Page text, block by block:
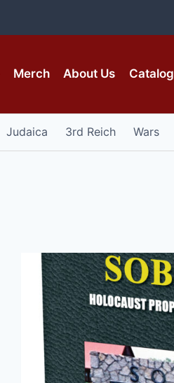
Merch About Us Catalog
Judaica 3rd Reich Wars